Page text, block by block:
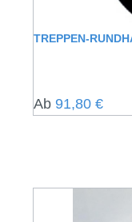
TREPPEN-
Regulärer Preis:
Ab 91,80 €